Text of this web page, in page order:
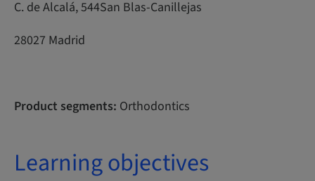
C. de Alcalá, 544San Blas-Canillejas
28027 Madrid
Product segments: Orthodontics
Learning objectives